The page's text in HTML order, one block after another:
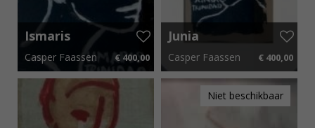
Ismaris
Casper Faassen € 400,00
35 cm x 40 cm € 6,00 p.m.
Junia
Casper Faassen € 400,00
35 cm x 40 cm € 6,00 p.m.
Niet beschikbaar